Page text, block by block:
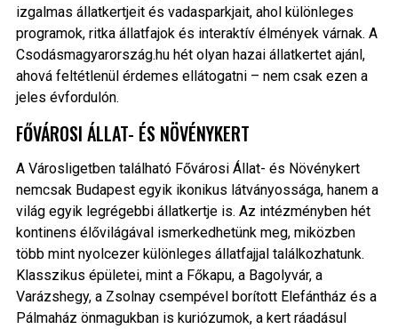
izgalmas állatkertjeit és vadasparkjait, ahol különleges
programok, ritka állatfajok és interaktív élmények várnak. A
Csodásmagyarország.hu hét olyan hazai állatkertet ajánl,
ahová feltétlenül érdemes ellátogatni – nem csak ezen a
jeles évfordulón.
FŐVÁROSI ÁLLAT- ÉS NÖVÉNYKERT
A Városligetben található Fővárosi Állat- és Növénykert
nemcsak Budapest egyik ikonikus látványossága, hanem a
világ egyik legrégebbi állatkertje is. Az intézményben hét
kontinens élővilágával ismerkedhetünk meg, miközben
több mint nyolcezer különleges állatfajjal találkozhatunk.
Klasszikus épületei, mint a Főkapu, a Bagolyvár, a
Varázshegy, a Zsolnay csempével borított Elefántház és a
Pálmaház önmagukban is kuriózumok, a kert ráadásul